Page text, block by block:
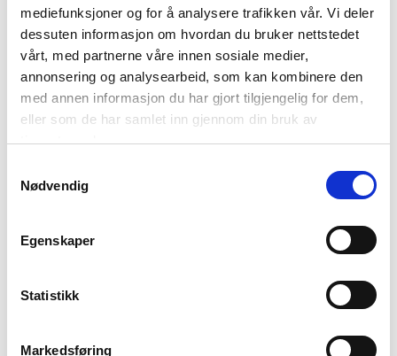
mediefunksjoner og for å analysere trafikken vår. Vi deler
dessuten informasjon om hvordan du bruker nettstedet
vårt, med partnerne våre innen sosiale medier,
annonsering og analysearbeid, som kan kombinere den
med annen informasjon du har gjort tilgjengelig for dem,
eller som de har samlet inn gjennom din bruk av
tjenestene deres.
Nødvendig
Egenskaper
Statistikk
Markedsføring
HÅNDSÅPE DIS
MIDNIGHT JASMIN
99,50
STRANDHÅNDKLE
STRIPES LYS BLÅ
149,70